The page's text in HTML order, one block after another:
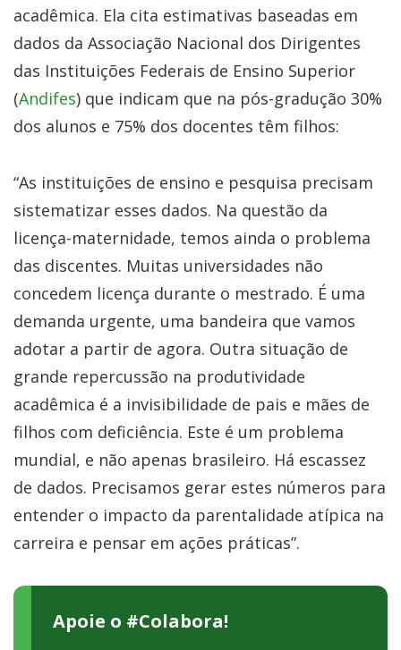
acadêmica. Ela cita estimativas baseadas em
dados da Associação Nacional dos Dirigentes
das Instituições Federais de Ensino Superior
(Andifes) que indicam que na pós-gradução 30%
dos alunos e 75% dos docentes têm filhos:
“As instituições de ensino e pesquisa precisam
sistematizar esses dados. Na questão da
licença-maternidade, temos ainda o problema
das discentes. Muitas universidades não
concedem licença durante o mestrado. É uma
demanda urgente, uma bandeira que vamos
adotar a partir de agora. Outra situação de
grande repercussão na produtividade
acadêmica é a invisibilidade de pais e mães de
filhos com deficiência. Este é um problema
mundial, e não apenas brasileiro. Há escassez
de dados. Precisamos gerar estes números para
entender o impacto da parentalidade atípica na
carreira e pensar em ações práticas”.
Apoie o #Colabora!